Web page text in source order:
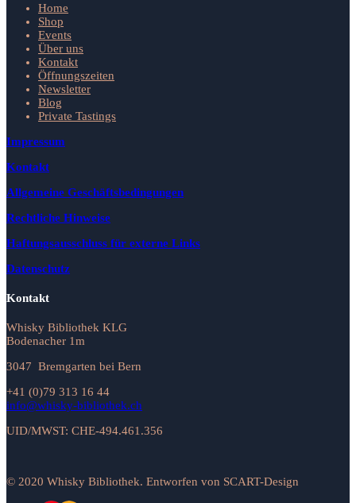
Home
Shop
Events
Über uns
Kontakt
Öffnungszeiten
Newsletter
Blog
Private Tastings
Impressum
Kontakt
Allgemeine Geschäftsbedingungen
Rechtliche Hinweise
Haftungsausschluss für externe Links
Datenschutz
Kontakt
Whisky Bibliothek KLG
Bodenacher 1m
3047 Bremgarten bei Bern
+41 (0)79 313 16 44
info@whisky-bibliothek.ch
UID/MWST: CHE-494.461.356
© 2020 Whisky Bibliothek. Entworfen von SCART-Design